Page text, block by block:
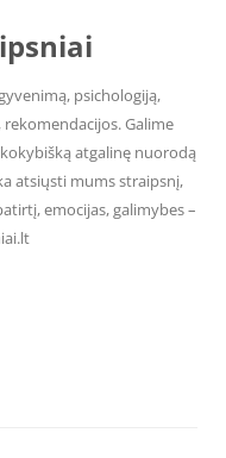
psichologiją,
Galime
atgalinę nuorodą
atsiųsti mums straipsnį,
emocijas, galimybes –